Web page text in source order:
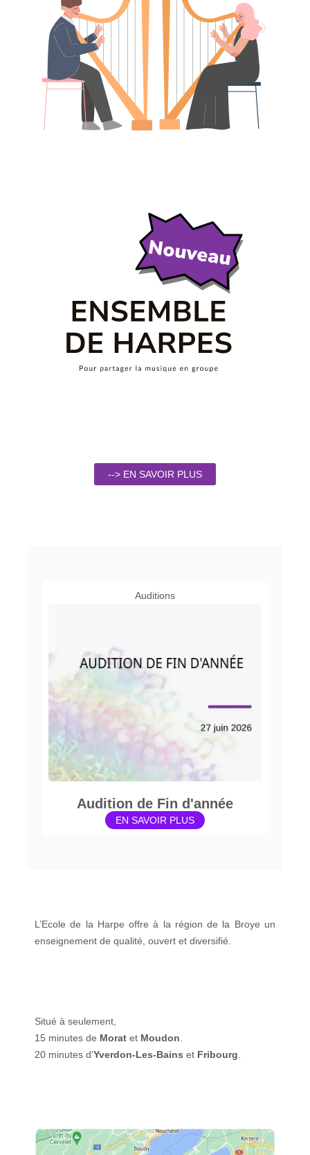
--> EN SAVOIR PLUS
Auditions
Audition de Fin d'année
EN SAVOIR PLUS
L’Ecole de la Harpe offre à la région de la Broye un
enseignement de qualité, ouvert et diversifié.
Situé à seulement,
15 minutes de Morat et Moudon
20 minutes d'Yverdon-Les-Bains et Fribourg